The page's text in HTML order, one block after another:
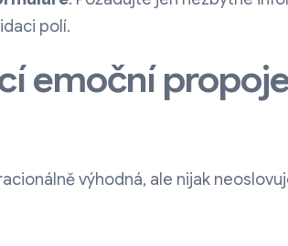
polí.
emoční
výhodná, ale nijak